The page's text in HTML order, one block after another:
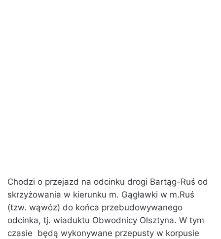
Chodzi o przejazd na odcinku drogi Bartąg-Ruś od
skrzyżowania w kierunku m. Gągławki w m.Ruś
(tzw. wąwóz) do końca przebudowywanego
odcinka, tj. wiaduktu Obwodnicy Olsztyna. W tym
czasie będą wykonywane przepusty w korpusie